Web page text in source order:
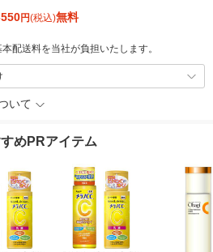
550円(税込)無料
配送料を当社が負担いたします。
いて
めPRアイテム